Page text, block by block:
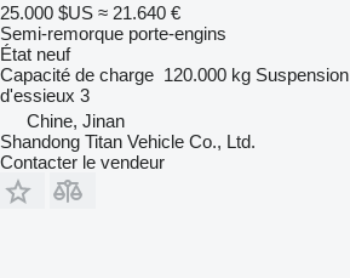
25.000 $US ≈ 21.640 €
Semi-remorque porte-engins
État neuf
Capacité de charge 120.000 kg Suspension
d'essieux 3
Chine, Jinan
Shandong Titan Vehicle Co., Ltd.
Contacter le vendeur